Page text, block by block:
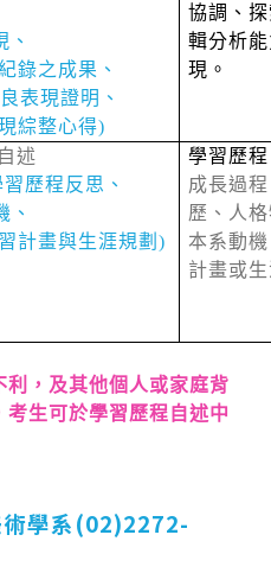
、
錄之成果、
表現證明、
綜整心得)
協調、
輯分析
現。
述
歷程反思、
、
計畫與生涯規劃 )
學習歷
成長過
歷、人
本系動
計畫或
，及其他個人或家庭背
生可於學習歷程自述中
學系(02)2272-